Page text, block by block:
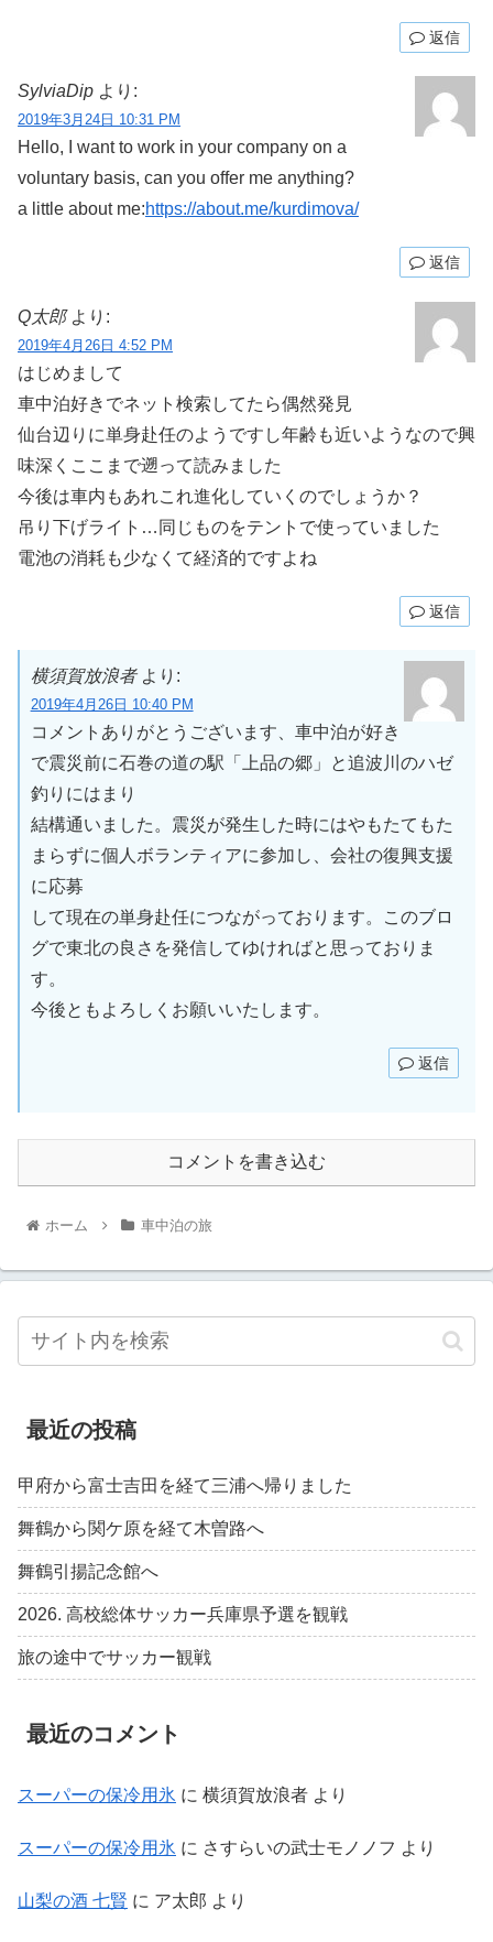
返信
SylviaDip より:
2019年3月24日 10:31 PM
Hello, I want to work in your company on a
voluntary basis, can you offer me anything?
a little about me:https://about.me/kurdimova/
返信
Q太郎 より:
2019年4月26日 4:52 PM
はじめまして
車中泊好きでネット検索してたら偶然発見
仙台辺りに単身赴任のようですし年齢も近いようなので興
味深くここまで遡って読みました
今後は車内もあれこれ進化していくのでしょうか？
吊り下げライト…同じものをテントで使っていました
電池の消耗も少なくて経済的ですよね
返信
横須賀放浪者 より:
2019年4月26日 10:40 PM
コメントありがとうございます、車中泊が好き
で震災前に石巻の道の駅「上品の郷」と追波川のハゼ
釣りにはまり
結構通いました。震災が発生した時にはやもたてもた
まらずに個人ボランティアに参加し、会社の復興支援
に応募
して現在の単身赴任につながっております。このブロ
グで東北の良さを発信してゆければと思っておりま
す。
今後ともよろしくお願いいたします。
返信
コメントを書き込む
ホーム 車中泊の旅
最近の投稿
甲府から富士吉田を経て三浦へ帰りました
舞鶴から関ケ原を経て木曽路へ
舞鶴引揚記念館へ
2026. 高校総体サッカー兵庫県予選を観戦
旅の途中でサッカー観戦
最近のコメント
スーパーの保冷用氷 に 横須賀放浪者 より
スーパーの保冷用氷 に さすらいの武士モノノフ より
山梨の酒 七賢 に ア太郎 より